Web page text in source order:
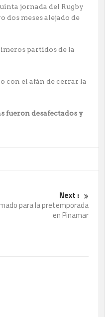
jornada del Rugby
dos meses alejado de
partidos de la
con el afán de cerrar la
fuerondesafectados y
Next :
para la pretemporada
en Pinamar